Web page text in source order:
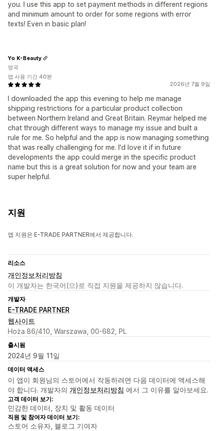
you. I use this app to set payment methods in different regions
and minimum amount to order for some regions with error
texts! Even in basic plan!
2026년 7월 9일
I downloaded the app this evening to help me manage
shipping restrictions for a particular product collection
between Northern Ireland and Great Britain. Reymar helped me
chat through different ways to manage my issue and built a
rule for me. So helpful and the app is now managing something
that was really challenging for me. I'd love it if in future
developments the app could merge in the specific product
name but this is a great solution for now and your team are
super helpful.
Yo K-Beauty
영국
앱 사용 기간 40분
지원
앱 지원은 E-TRADE PARTNER에서 제공합니다.
리소스
개인정보처리방침
이 개발자는 한국어(으)로 직접 지원을 제공하지 않습니다.
개발자
E-TRADE PARTNER
웹사이트
Hoża 86/410, Warszawa, 00-682, PL
출시됨
2024년 9월 11일
데이터 액세스
이 앱이 회원님의 스토어에서 작동하려면 다음 데이터에 액세스해
야 합니다. 개발자의 개인정보처리방침 에서 그 이유를 알아보세요.
고객 데이터 보기:
민감한 데이터, 장치 및 활동 데이터
직원 및 참여자 데이터 보기:
스토어 소유자, 블로그 기여자